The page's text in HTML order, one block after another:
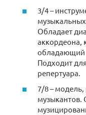
3/4 –
Обладает
аккордеона,
обладающий
Подходит
репертуара.
7/8 – модель,
музыкантов.